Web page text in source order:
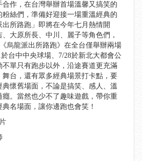
作，在台灣舉辦首場溫馨又搞笑的
絲們，準備好迎接一場重溫經典的
所路跑」即將在今年七月熱情開
大原所長、中川、麗子等角色們，
烏龍派出所路跑》在全台僅舉辦兩場
台中中央球場、7/28於新北大都會公
不單只有跑步以外，沿途賽道更充滿
台，還有眾多經典場景打卡點，要
懷舊場面，不論是搞笑、感人、溫
。當然也少不了趣味遊戲，帶你重
名場面，讓你邊跑也會笑！